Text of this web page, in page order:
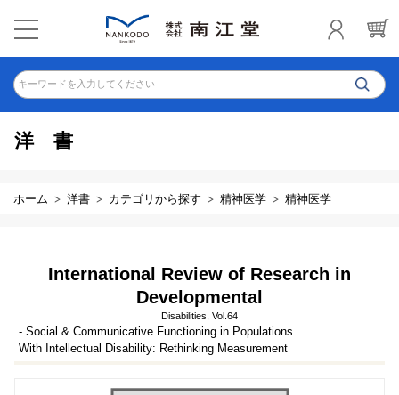
キーワードを入力してください
洋書
ホーム 洋書 カテゴリから探す 精神医学 精神医学
International Review of Research in
Developmental
Disabilities, Vol.64
- Social & Communicative Functioning in Populations
With Intellectual Disability: Rethinking Measurement